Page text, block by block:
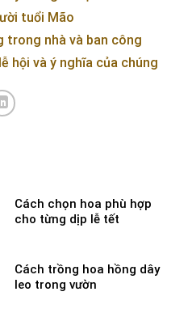
tuổi Mão
trong nhà và ban công
hội và ý nghĩa của chúng
Cách chọn hoa phù hợp
cho từng dịp lễ tết
Cách trồng hoa hồng dây
leo trong vườn